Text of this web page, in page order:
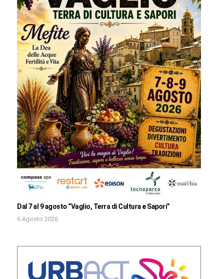
Dal 7 al 9 agosto “Vaglio, Terra di Cultura e Sapori”
6 Agosto 2026